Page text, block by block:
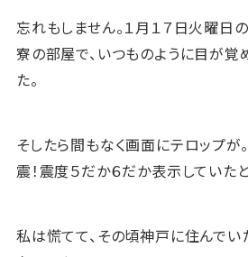
忘れもしません。１月１７日火曜日
寮の部屋で、いつものように目が覚
た。
そしたら間もなく画面にテロップ
震！震度５だか６だか表示していた
私は慌てて、その頃神戸に住んで